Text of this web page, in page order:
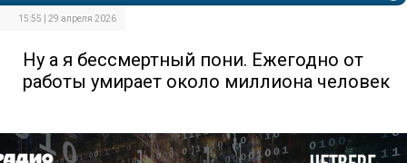
15:55 | 29 апреля 2026
Ну а я бессмертный пони. Ежегодно от
работы умирает около миллиона человек